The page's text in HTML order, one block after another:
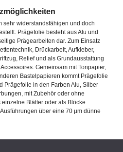
sehr widerstandsfähigen und doch
Prägefolie besteht aus Alu und
Prägearbeiten dar. Zum Einsatz
Drückarbeit, Aufkleber,
Relief und als Grundausstattung
Gemeinsam mit Tonpapier,
Bastelpapieren kommt Prägefolie
Prägefolie in den Farben Alu, Silber
mit Zubehör oder ohne
Blätter oder als Blöcke
über eine 70 µm dünne